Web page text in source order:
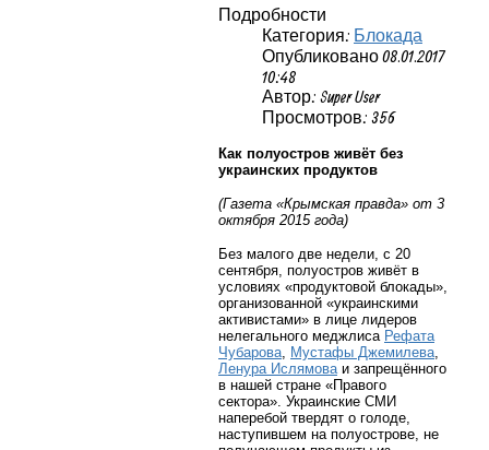
Подробности
Категория: Блокада
Опубликовано 08.01.2017
10:48
Автор: Super User
Просмотров: 356
Как полуостров живёт без
украинских продуктов
(Газета «Крымская правда» от 3
октября 2015 года)
Без малого две недели, с 20
сентября, полуостров живёт в
условиях «продуктовой блокады»,
организованной «украинскими
активистами» в лице лидеров
нелегального меджлиса Рефата
Чубарова
Мустафы Джемилева
Ленура Ислямова и запрещённого
в нашей стране «Правого
сектора». Украинские СМИ
наперебой твердят о голоде,
наступившем на полуострове, не